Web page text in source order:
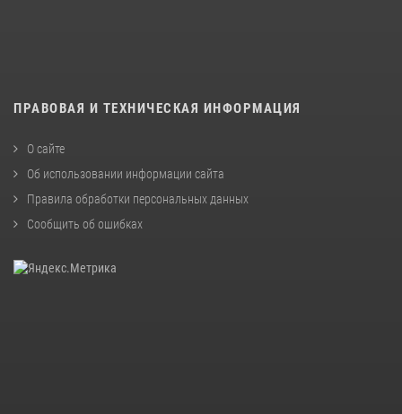
ПРАВОВАЯ И ТЕХНИЧЕСКАЯ ИНФОРМАЦИЯ
О сайте
Об использовании информации сайта
Правила обработки персональных данных
Сообщить об ошибках